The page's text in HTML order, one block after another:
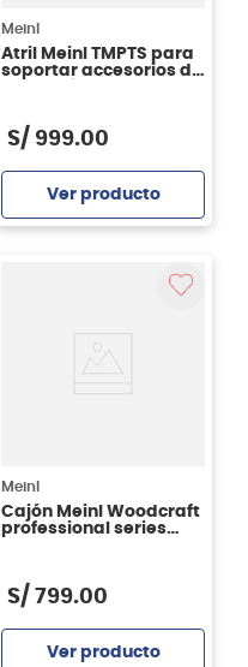
Meinl
Atril Meinl TMPTS para
soportar accesorios de
S/ 999.00
Ver producto
Meinl
Cajón Meinl Woodcraft
professional series
S/ 799.00
Ver producto